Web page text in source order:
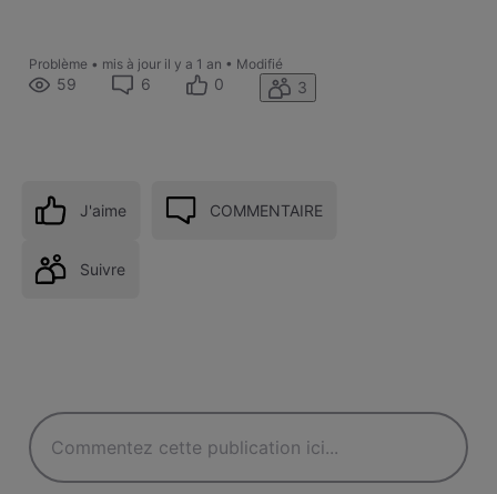
Problème • mis à jour il y a 1 an • Modifié
59 6 0 3
J'aime COMMENTAIRE
Suivre